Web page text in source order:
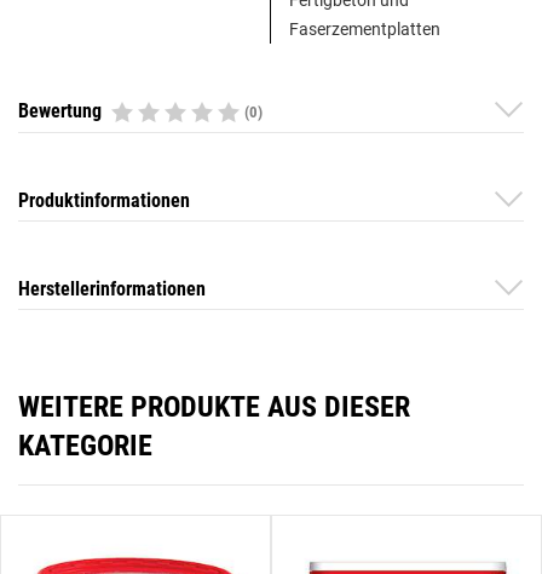
Faserzementplatten
Bewertung (0)
Produktinformationen
Herstellerinformationen
WEITERE PRODUKTE AUS DIESER
KATEGORIE